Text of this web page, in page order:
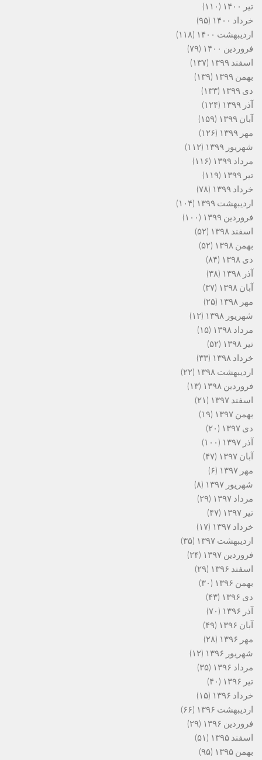
تیر ۱۴۰۰
(۱۱۰)
خرداد ۱۴۰۰
(۹۵)
اردیبهشت ۱۴۰۰
(۱۱۸)
فروردین ۱۴۰۰
(۷۹)
اسفند ۱۳۹۹
(۱۳۷)
بهمن ۱۳۹۹
(۱۳۹)
دی ۱۳۹۹
(۱۳۳)
آذر ۱۳۹۹
(۱۲۴)
آبان ۱۳۹۹
(۱۵۹)
مهر ۱۳۹۹
(۱۲۶)
شهریور ۱۳۹۹
(۱۱۲)
مرداد ۱۳۹۹
(۱۱۶)
تیر ۱۳۹۹
(۱۱۹)
خرداد ۱۳۹۹
(۷۸)
اردیبهشت ۱۳۹۹
(۱۰۴)
فروردین ۱۳۹۹
(۱۰۰)
اسفند ۱۳۹۸
(۵۲)
بهمن ۱۳۹۸
(۵۲)
دی ۱۳۹۸
(۸۴)
آذر ۱۳۹۸
(۳۸)
آبان ۱۳۹۸
(۳۷)
مهر ۱۳۹۸
(۲۵)
شهریور ۱۳۹۸
(۱۲)
مرداد ۱۳۹۸
(۱۵)
تیر ۱۳۹۸
(۵۲)
خرداد ۱۳۹۸
(۳۳)
اردیبهشت ۱۳۹۸
(۲۲)
فروردین ۱۳۹۸
(۱۳)
اسفند ۱۳۹۷
(۲۱)
بهمن ۱۳۹۷
(۱۹)
دی ۱۳۹۷
(۲۰)
آذر ۱۳۹۷
(۱۰۰)
آبان ۱۳۹۷
(۴۷)
مهر ۱۳۹۷
(۶)
شهریور ۱۳۹۷
(۸)
مرداد ۱۳۹۷
(۲۹)
تیر ۱۳۹۷
(۴۷)
خرداد ۱۳۹۷
(۱۷)
اردیبهشت ۱۳۹۷
(۳۵)
فروردین ۱۳۹۷
(۲۴)
اسفند ۱۳۹۶
(۲۹)
بهمن ۱۳۹۶
(۳۰)
دی ۱۳۹۶
(۴۳)
آذر ۱۳۹۶
(۷۰)
آبان ۱۳۹۶
(۴۹)
مهر ۱۳۹۶
(۲۸)
شهریور ۱۳۹۶
(۱۲)
مرداد ۱۳۹۶
(۳۵)
تیر ۱۳۹۶
(۴۰)
خرداد ۱۳۹۶
(۱۵)
اردیبهشت ۱۳۹۶
(۶۶)
فروردین ۱۳۹۶
(۲۹)
اسفند ۱۳۹۵
(۵۱)
بهمن ۱۳۹۵
(۹۵)